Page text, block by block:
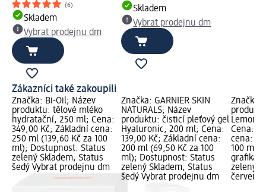
(6)
Skladem
Vybrat prodejnu dm
Skladem
Vybrat prodejnu dm
Zákazníci také zakoupili
Značka: Bi-Oil; Název
produktu: tělové mléko
hydratační, 250 ml; Cena:
349,00 Kč; Základní cena:
250 ml (139,60 Kč za 100
ml); Dostupnost: Status
zelený Skladem, Status
šedý Vybrat prodejnu dm
Značka: GARNIER SKIN
NATURALS; Název
produktu: čisticí pleťový gel
Hyaluronic, 200 ml; Cena:
139,00 Kč; Základní cena:
200 ml (69,50 Kč za 100
ml); Dostupnost: Status
zelený Skladem, Status
šedý Vybrat prodejnu dm
Značka:
Lemon
Cena:
cena:
100 ml);
grafika;
zelený
červený